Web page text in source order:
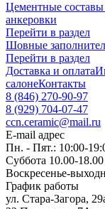
Цементные составы
анкеровки
Перейти в раздел
Шовные
Перейти в раздел
Доставка и оплата
салонеКонтакты
8 (846) 270-90-97
8 (929) 704-07-47
ccn.ceramic@mail.ru
E-mail адрес
Пн. - Пят.: 10:00-
Суббота 10.00-18.00
Воскресенье-
График работы
ул. Стара-Загора,